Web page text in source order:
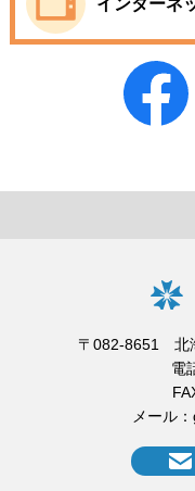
インターネ
〒082-8651 北
電
メール：